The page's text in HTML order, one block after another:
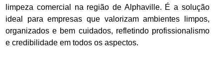
limpeza comercial na região de Alphaville. É a solução
ideal para empresas que valorizam ambientes limpos,
organizados e bem cuidados, refletindo profissionalismo
e credibilidade em todos os aspectos.